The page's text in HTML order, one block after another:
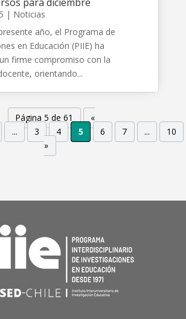
| Noticias
año, el Programa de
en Educación (PIIE) ha
firme compromiso con la
orientando...
Página 5 de 61
«
... 3 4 5 6 7 ...
10
»